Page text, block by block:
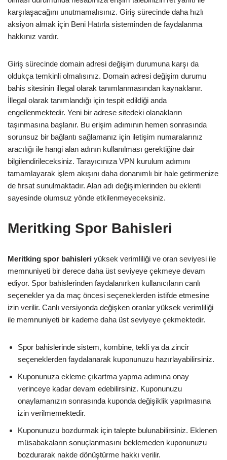
karşılaşacağını unutmamalısınız. Giriş sürecinde daha hızlı
aksiyon almak için Beni Hatırla sisteminden de faydalanma
hakkınız vardır.
Giriş sürecinde domain adresi değişim durumuna karşı da
oldukça temkinli olmalısınız. Domain adresi değişim durumu
bahis sitesinin illegal olarak tanımlanmasından kaynaklanır.
İllegal olarak tanımlandığı için tespit edildiği anda
engellenmektedir. Yeni bir adrese sitedeki olanakların
taşınmasına başlanır. Bu erişim adımının hemen sonrasında
sorunsuz bir bağlantı sağlamanız için iletişim numaralarınız
aracılığı ile hangi alan adının kullanılması gerektiğine dair
bilgilendirileceksiniz. Tarayıcınıza VPN kurulum adımını
tamamlayarak işlem akışını daha donanımlı bir hale getirmenize
de fırsat sunulmaktadır. Alan adı değişimlerinden bu eklenti
sayesinde olumsuz yönde etkilenmeyeceksiniz.
Meritking Spor Bahisleri
Meritking spor bahisleri yüksek verimliliği ve oran seviyesi ile
memnuniyeti bir derece daha üst seviyeye çekmeye devam
ediyor. Spor bahislerinden faydalanırken kullanıcıların canlı
seçenekler ya da maç öncesi seçeneklerden istifde etmesine
izin verilir. Canlı versiyonda değişken oranlar yüksek verimliliği
ile memnuniyeti bir kademe daha üst seviyeye çekmektedir.
Spor bahislerinde sistem, kombine, tekli ya da zincir
seçeneklerden faydalanarak kuponunuzu hazırlayabilirsiniz.
Kuponunuza ekleme çıkartma yapma adımına onay
verinceye kadar devam edebilirsiniz. Kuponunuzu
onaylamanızın sonrasında kuponda değişiklik yapılmasına
izin verilmemektedir.
Kuponunuzu bozdurmak için talepte bulunabilirsiniz. Eklenen
müsabakaların sonuçlanmasını beklemeden kuponunuzu
bozdurarak nakde dönüştürme hakkı verilir.